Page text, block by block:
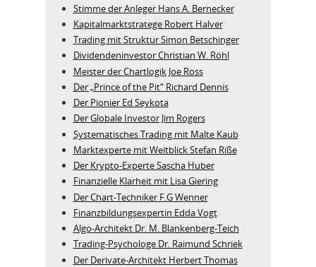
Stimme der Anleger Hans A. Bernecker
Kapitalmarktstratege Robert Halver
Trading mit Struktur Simon Betschinger
Dividendeninvestor Christian W. Röhl
Meister der Chartlogik Joe Ross
Der „Prince of the Pit“ Richard Dennis
Der Pionier Ed Seykota
Der Globale Investor Jim Rogers
Systematisches Trading mit Malte Kaub
Marktexperte mit Weitblick Stefan Riße
Der Krypto-Experte Sascha Huber
Finanzielle Klarheit mit Lisa Giering
Der Chart-Techniker F.G Wenner
Finanzbildungsexpertin Edda Vogt
Algo‑Architekt Dr. M. Blankenberg‑Teich
Trading-Psychologe Dr. Raimund Schriek
Der Derivate‑Architekt Herbert Thomas